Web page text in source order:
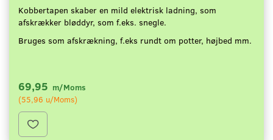
Kobbertapen skaber en mild elektrisk ladning, som
afskrækker bløddyr, som f.eks. snegle.
Bruges som afskrækning, f.eks rundt om potter, højbed mm.
69,95 m/Moms
(55,96 u/Moms)